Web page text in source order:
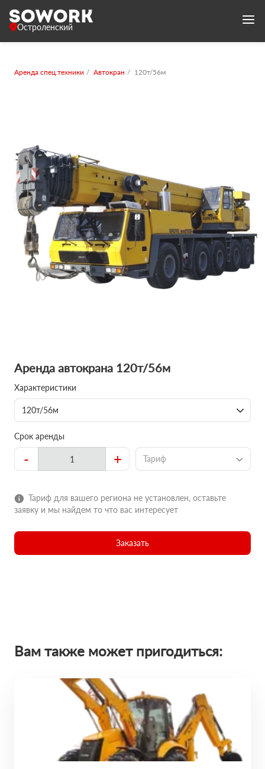
Остроленский
Аренда спец.техники Автокран 120т/56м
Аренда автокрана 120т/56м
Характеристики
120т/56м
Срок аренды
- + Тариф
Тариф для вашего региона не установлен, оставьте
заявку и мы найдем то что вас интересует
Заказать
Вам также может пригодиться: